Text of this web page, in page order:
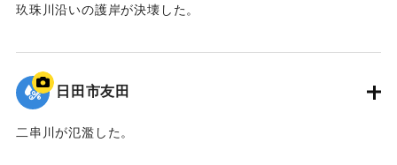
玖珠川沿いの護岸が決壊した。
2020/7/6｜固有コード:01215081
日田市友田
二串川が氾濫した。